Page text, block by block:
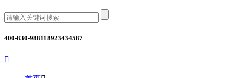
400-830-988118923434587
